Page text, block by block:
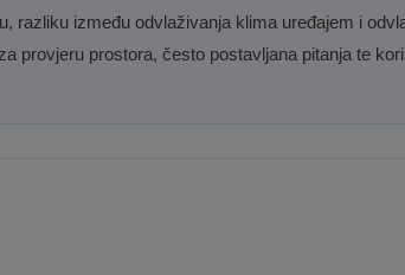
razliku između odvlaživanja klima uređajem i
provjeru prostora, često postavljana pitanja te